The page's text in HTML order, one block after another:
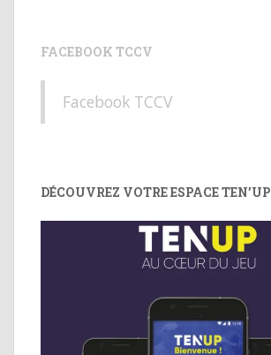
FACEBOOK TCCV
Facebook TCCV
DÉCOUVREZ VOTRE ESPACE TEN’UP